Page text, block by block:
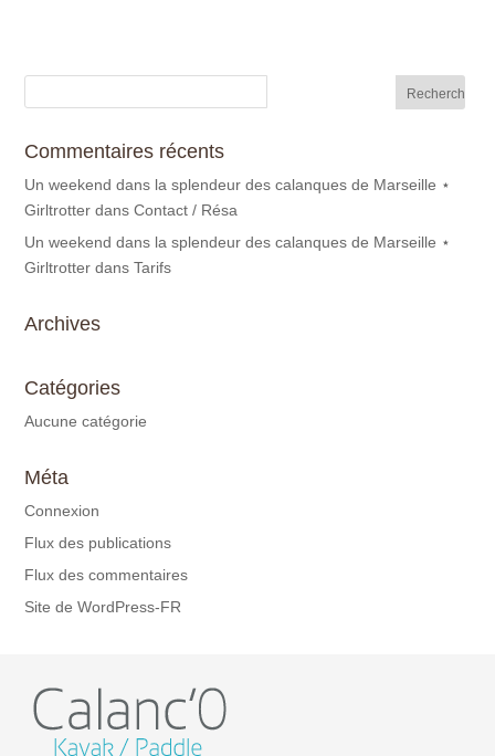
Commentaires récents
Un weekend dans la splendeur des calanques de Marseille ⋆
Girltrotter dansContact / Résa
Un weekend dans la splendeur des calanques de Marseille ⋆
Girltrotter dansTarifs
Archives
Catégories
Aucune catégorie
Méta
Connexion
Flux des publications
Flux des commentaires
Site de WordPress-FR